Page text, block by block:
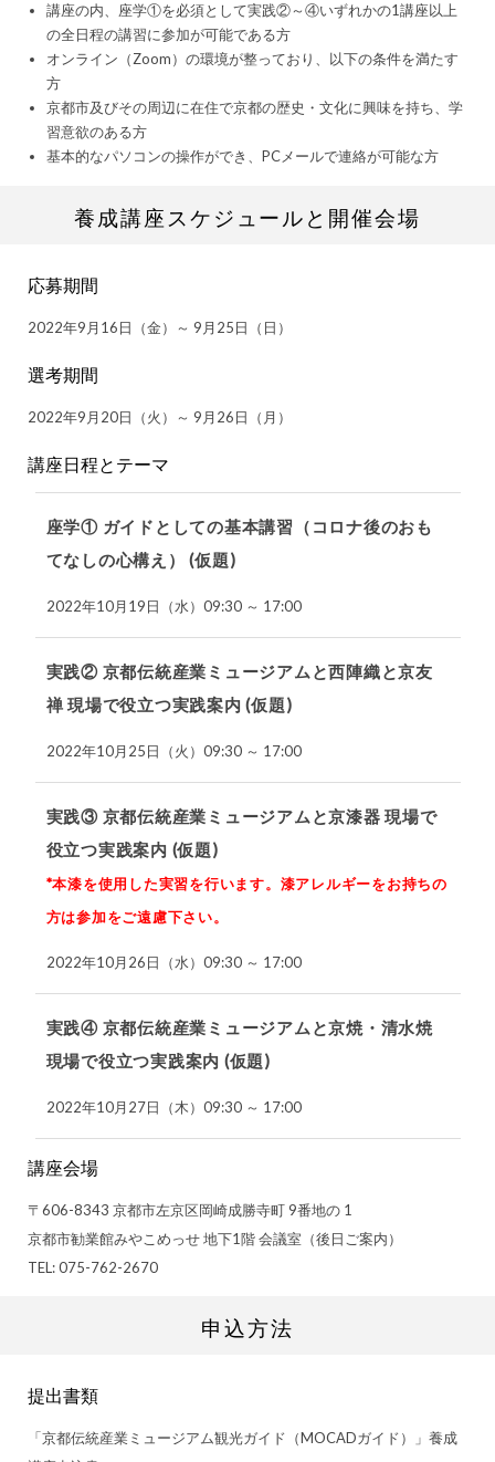
講座の内、座学①を必須として実践②～④いずれかの1講座以上
の全日程の講習に参加が可能である方
オンライン（Zoom）の環境が整っており、以下の条件を満たす
方
京都市及びその周辺に在住で京都の歴史・文化に興味を持ち、学
習意欲のある方
基本的なパソコンの操作ができ、PCメールで連絡が可能な方
養成講座スケジュールと開催会場
応募期間
2022年9月16日（金）～ 9月25日（日）
選考期間
2022年9月20日（火）～ 9月26日（月）
講座日程とテーマ
座学① ガイドとしての基本講習（コロナ後のおも
てなしの心構え） (仮題)
2022年10月19日（水）09:30 ～ 17:00
実践② 京都伝統産業ミュージアムと西陣織と京友
禅 現場で役立つ実践案内 (仮題)
2022年10月25日（火）09:30 ～ 17:00
実践③ 京都伝統産業ミュージアムと京漆器 現場で
役立つ実践案内 (仮題)
*本漆を使用した実習を行います。漆アレルギーをお持ちの
方は参加をご遠慮下さい。
2022年10月26日（水）09:30 ～ 17:00
実践④ 京都伝統産業ミュージアムと京焼・清水焼
現場で役立つ実践案内 (仮題)
2022年10月27日（木）09:30 ～ 17:00
講座会場
〒606-8343 京都市左京区岡崎成勝寺町 9番地の 1
京都市勧業館みやこめっせ 地下1階 会議室（後日ご案内）
TEL: 075-762-2670
申込方法
提出書類
「京都伝統産業ミュージアム観光ガイド（MOCADガイド）」養成